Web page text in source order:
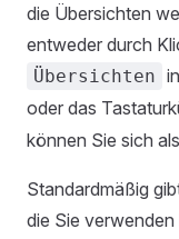
die Übersichten
entweder durch
Übersichten
oder das
können Sie sich
Standardmäßig
die Sie